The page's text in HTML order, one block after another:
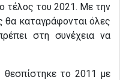
τέλος του 2021. Με την
θα καταγράφονται όλες
στη συνέχεια να
θεσπίστηκε το 2011 με